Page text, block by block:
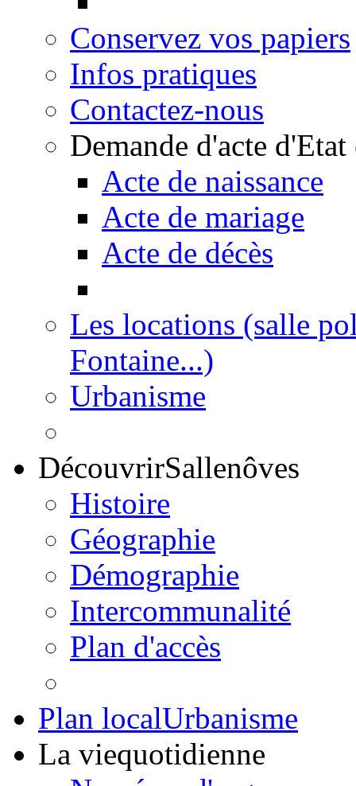
Conservez vos papiers
Infos pratiques
Contactez-nous
Demande d'acte
Acte de naissance
Acte de mariage
Acte de décès
Les locations (salle
Fontaine...)
Urbanisme
DécouvrirSallenôves
Histoire
Géographie
Démographie
Intercommunalité
Plan d'accès
Plan localUrbanisme
La viequotidienne